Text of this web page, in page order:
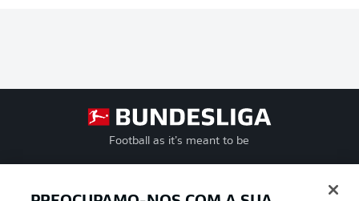
Football as it’s meant to be